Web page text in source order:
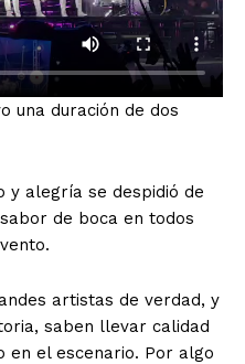
una duración de dos
y alegría se despidió de
de boca en todos
artistas de verdad, y
saben llevar calidad
en el escenario. Por algo